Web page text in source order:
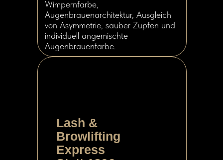
Wimpernfarbe,
Augenbrauenarchitektur, Ausgleich
von Asymmetrie, sauber Zupfen und
individuell angemischte
Augenbrauenfarbe.
Lash &
Browlifting
Express